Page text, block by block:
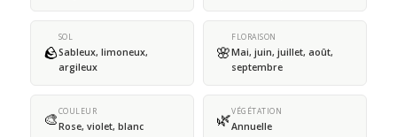
🪨
SOL
Sableux, limoneux,
argileux
🌸
FLORAISON
Mai, juin, juillet, août,
septembre
🎨COULEUR
Rose, violet, blanc 🌿VÉGÉTATION
Annuelle